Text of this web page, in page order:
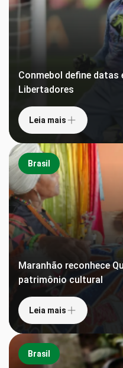
Conmebol define
Libertadores
Leia mais
Brasil
Maranhão reconhece
patrimônio cultural
Leia mais
Brasil